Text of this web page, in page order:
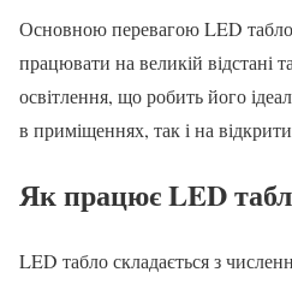
Основною перевагою LED табло
працювати на великій відстані
освітлення, що робить його
в приміщеннях, так і на
Як працює LED
LED табло складається з